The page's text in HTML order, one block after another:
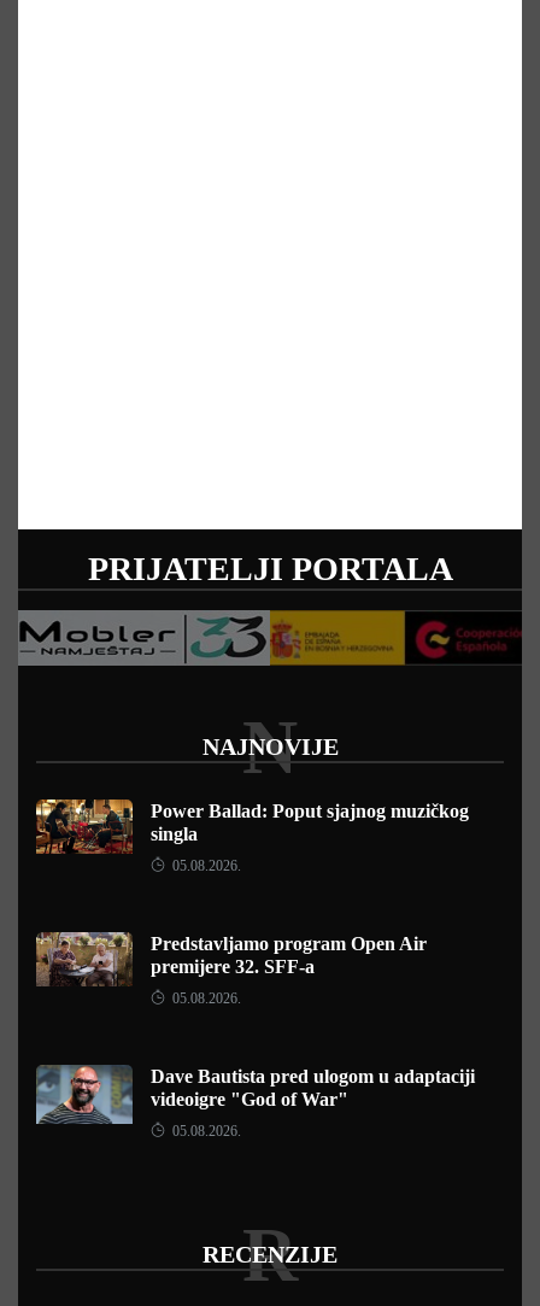
PRIJATELJI PORTALA
NAJNOVIJE
N
Power Ballad: Poput sjajnog muzičkog
singla
05.08.2026.
Predstavljamo program Open Air
premijere 32. SFF-a
05.08.2026.
Dave Bautista pred ulogom u adaptaciji
videoigre "God of War"
05.08.2026.
RECENZIJE
R